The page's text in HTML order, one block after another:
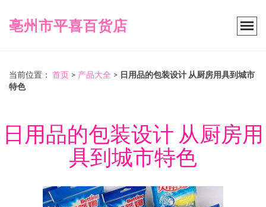
亳州市平喜百货店
当前位置： 首页 > 产品大全 > 日用品的包装设计 从厨房用具到城市
特色
日用品的包装设计 从厨房用
具到城市特色